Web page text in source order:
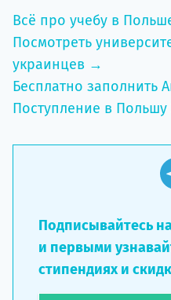
Всё про учебу в
Посмотреть
украинцев →
Бесплатно заполнить
Поступление в Польшу
Подписывайтесь
и первыми
стипендиях и